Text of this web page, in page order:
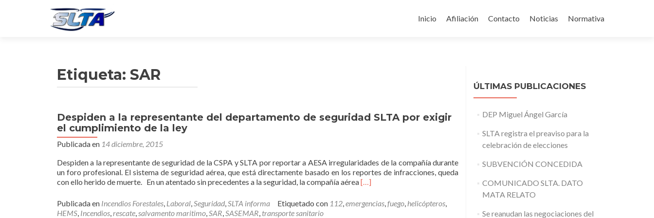
al
Inicio Afiliación Contacto Noticias Normativa
Etiqueta: SAR
Despiden a la representante del departamento de seguridad SLTA por exigir
el cumplimiento de la ley
Publicada en 14 diciembre, 2015
Despiden a la representante de seguridad de la CSPA y SLTA por reportar a AESA irregularidades de la compañía durante
un foro profesional. El sistema de seguridad aérea, que está directamente basado en los reportes de infracciones, queda
con ello herido de muerte. En un atentado sin precedentes a la seguridad, la compañía aéreaLeer
a
la
[…]
Publicada en Incendios Forestales, Laboral,Seguridad,SLTA informa Etiquetado con 112,emergencias,fuego, helicópteros,
HEMS, Incendios,rescate,salvamento maritimo,SAR,SASEMAR, transporte sanitario
ÚLTIMAS PUBLICACIONES
DEP Miguel Ángel García
SLTA registra el preaviso para la
celebración de elecciones
SUBVENCIÓN CONCEDIDA
COMUNICADO SLTA. DATO
MATA RELATO
Se reanudan las negociaciones del